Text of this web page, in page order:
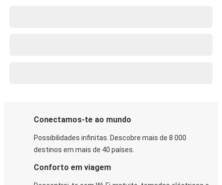
Conectamos-te ao mundo
Possibilidades infinitas. Descobre mais de 8 000
destinos em mais de 40 países.
Conforto em viagem